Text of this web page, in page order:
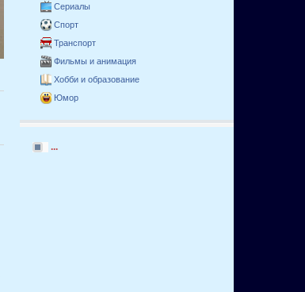
Сериалы
Спорт
Транспорт
Фильмы и анимация
Хобби и образование
Юмор
...